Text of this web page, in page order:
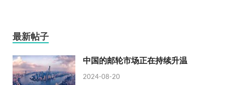
最新帖子
中国的邮轮市场正在持续升温
2024-08-20